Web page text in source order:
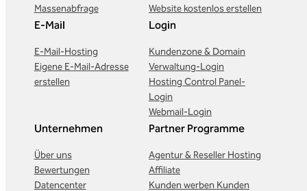
Massenabfrage
Website kostenlos erstellen
E-Mail
E-Mail-Hosting
Eigene E-Mail-Adresse
erstellen
Login
Kundenzone & Domain
Verwaltung-Login
Hosting Control Panel-
Login
Webmail-Login
Unternehmen
Über uns
Bewertungen
Datencenter
Partner Programme
Agentur & Reseller Hosting
Affiliate
Kunden werben Kunden